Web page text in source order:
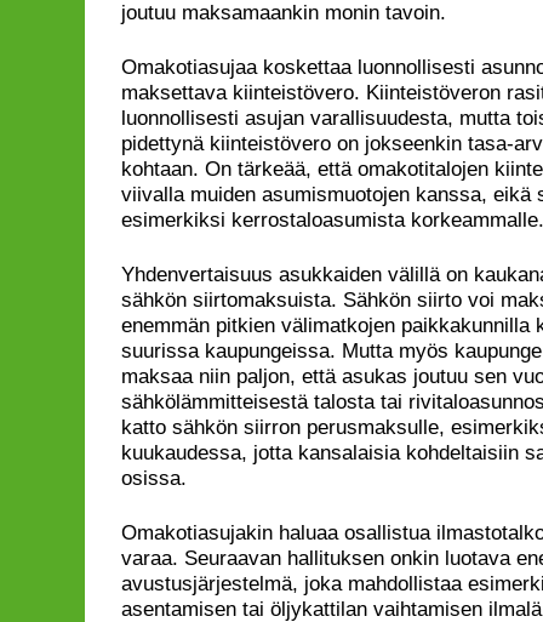
joutuu maksamaankin monin tavoin.
Omakotiasujaa koskettaa luonnollisesti
maksettava kiinteistövero. Kiinteistöveron
luonnollisesti asujan varallisuudesta, mutta
pidettynä kiinteistövero on jokseenkin tasa-
kohtaan. On tärkeää, että omakotitalojen
viivalla muiden asumismuotojen kanssa, eikä
esimerkiksi kerrostaloasumista korkeammalle.
Yhdenvertaisuus asukkaiden välillä on
sähkön siirtomaksuista. Sähkön siirto voi
enemmän pitkien välimatkojen paikkakunnilla
suurissa kaupungeissa. Mutta myös
maksaa niin paljon, että asukas joutuu sen
sähkölämmitteisestä talosta tai
katto sähkön siirron perusmaksulle,
kuukaudessa, jotta kansalaisia kohdeltaisiin
osissa.
Omakotiasujakin haluaa osallistua
varaa. Seuraavan hallituksen onkin luotava
avustusjärjestelmä, joka mahdollistaa
asentamisen tai öljykattilan vaihtamisen